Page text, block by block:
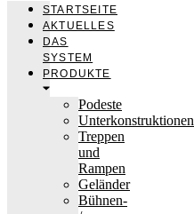
STARTSEITE
AKTUELLES
DAS
SYSTEM
PRODUKTE
Podeste
Unterkonstruktionen
Treppen
und
Rampen
Geländer
Bühnen-